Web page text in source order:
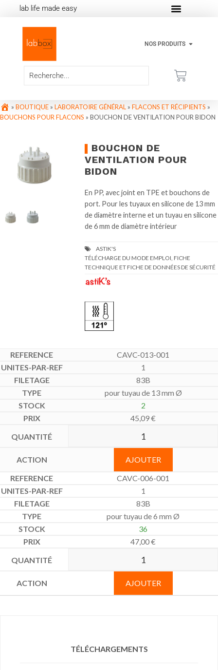
lab life made easy
NOS PRODUITS
» BOUTIQUE » LABORATOIRE GÉNÉRAL » FLACONS ET RÉCIPIENTS »
BOUCHONS POUR FLACONS » BOUCHON DE VENTILATION POUR BIDON
BOUCHON DE
VENTILATION POUR
BIDON
En PP, avec joint en TPE et bouchons de
port. Pour les tuyaux en silicone de 13 mm
de diamètre interne et un tuyau en silicone
de 6 mm de diamètre intérieur
TÉLÉCHARGE DU MODE EMPLOI, FICHE
TECHNIQUE ET FICHE DE DONNÉES DE SÉCURITÉ
CAVC-013-001
1
83B
pour tuyau de 13 mm Ø
2
45,09€
AJOUTER
CAVC-006-001
1
83B
pour tuyau de 6 mm Ø
36
47,00€
AJOUTER
TÉLÉCHARGEMENTS